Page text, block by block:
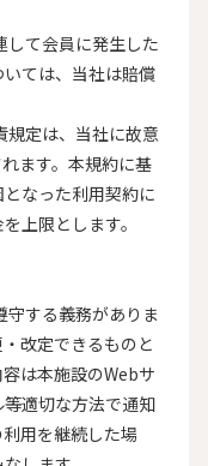
して会員に発生した
ては、当社は賠償
規定は、当社に故意
ます。本規約に基
なった利用契約に
上限とします。
守する義務がありま
改定できるものと
は本施設のWebサ
適切な方法で通知
用を継続した場